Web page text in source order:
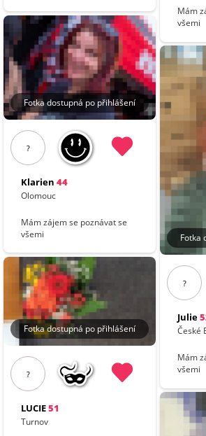
Fotka dostupná po přihlášení
?
Klarien 44
Olomouc
Mám zájem se poznávat se
všemi
Fotka dostupná po přihlášení
?
LUCIE51
Turnov
Mám
všemi
Fotka
?
Julie
České
Mám
všemi